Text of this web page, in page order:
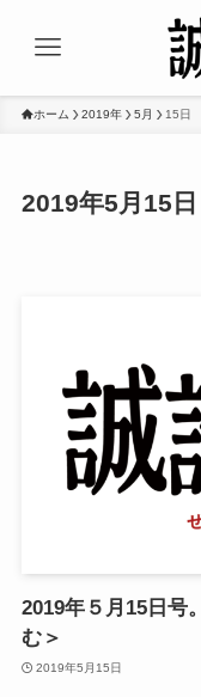
ホーム 2019年 5月 15日
2019年5月15日
2019年５月15日号
む＞
2019年5月15日